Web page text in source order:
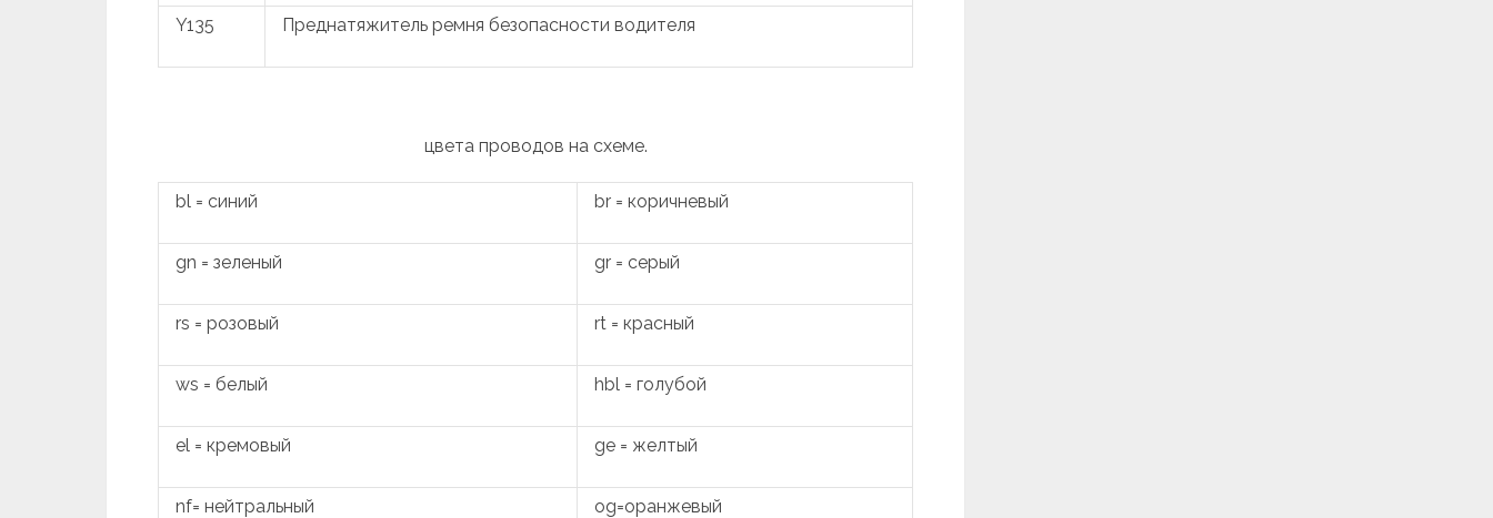
Y135 Преднатяжитель ремня безопасности водителя
цвета проводов на схеме.
bl = синий br = коричневый
gn = зеленый gr = серый
rs = розовый rt = красный
ws = белый hbl = голубой
el = кремовый ge = желтый
nf= нейтральный og=оранжевый